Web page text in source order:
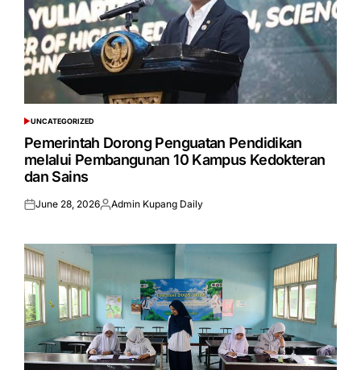
POSTED
IN
UNCATEGORIZED
Pemerintah Dorong Penguatan Pendidikan
melalui Pembangunan 10 Kampus Kedokteran
dan Sains
Posted
June 28, 2026Posted
Admin Kupang Daily